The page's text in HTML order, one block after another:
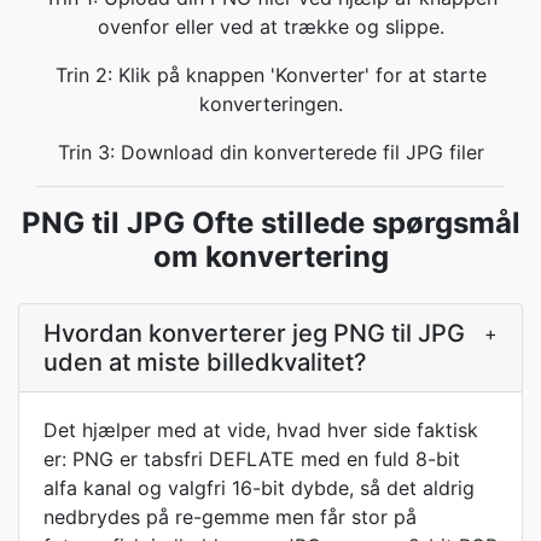
ovenfor eller ved at trække og slippe.
Trin 2: Klik på knappen 'Konverter' for at starte
konverteringen.
Trin 3: Download din konverterede fil JPG filer
PNG til JPG Ofte stillede spørgsmål
om konvertering
Hvordan konverterer jeg PNG til JPG
uden at miste billedkvalitet?
+
Det hjælper med at vide, hvad hver side faktisk
er: PNG er tabsfri DEFLATE med en fuld 8-bit
alfa kanal og valgfri 16-bit dybde, så det aldrig
nedbrydes på re-gemme men får stor på